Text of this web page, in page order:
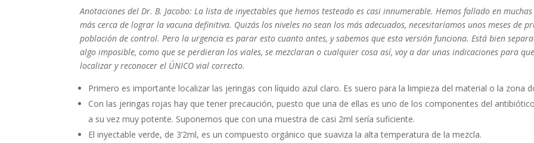
Anotaciones del Dr. B. Jacobo: La lista de inyectables que hemos testeado es casi innumerable. Hemos fallado en
más cerca de lograr la vacuna definitiva. Quizás los niveles no sean los más adecuados, necesitaríamos unos meses de
población de control. Pero la urgencia es parar esto cuanto antes, y sabemos que esta versión funciona. Está bien
algo imposible, como que se perdieran los viales, se mezclaran o cualquier cosa así, voy a dar unas indicaciones para
localizar y reconocer el ÚNICO vial correcto.
Primero es importante localizar las jeringas con líquido azul claro. Es suero para la limpieza del material o la zona
Con las jeringas rojas hay que tener precaución, puesto que una de ellas es uno de los componentes del
a su vez muy potente. Suponemos que con una muestra de casi 2ml sería suficiente.
El inyectable verde, de 3’2ml, es un compuesto orgánico que suaviza la alta temperatura de la mezcla.